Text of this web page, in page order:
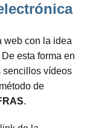
web con la idea
De esta forma en
sencillos vídeos
de
.